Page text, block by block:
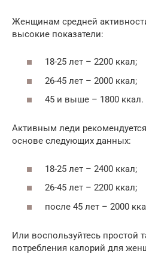
Женщинам средней
высокие показатели:
18-25 лет – 2200 ккал;
26-45 лет – 2000 ккал;
45 и выше – 1800 ккал.
Активным леди
основе следующих данных:
18-25 лет – 2400 ккал;
26-45 лет – 2200 ккал;
после 45 лет – 2000
Или воспользуйтесь простой
потребления калорий для